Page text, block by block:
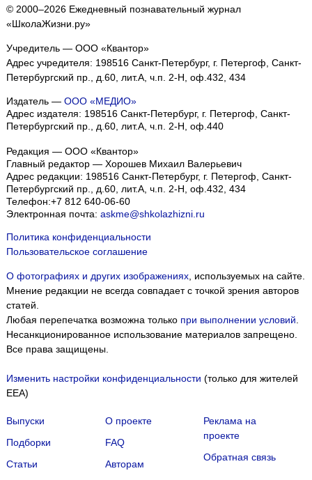
© 2000–2026 Ежедневный познавательный журнал
«ШколаЖизни.ру»
Учредитель — ООО «Квантор»
Адрес учредителя: 198516 Санкт-Петербург, г. Петергоф, Санкт-
Петербургский пр., д.60, лит.А, ч.п. 2-Н, оф.432, 434
Издатель — ООО «МЕДИО»
Адрес издателя: 198516 Санкт-Петербург, г. Петергоф, Санкт-
Петербургский пр., д.60, лит.А, ч.п. 2-Н, оф.440
Редакция — ООО «Квантор»
Главный редактор — Хорошев Михаил Валерьевич
Адрес редакции: 198516 Санкт-Петербург, г. Петергоф Санкт-
Петербургский пр., д.60, лит.А, ч.п. 2-Н, оф.432, 434
Телефон:+7 812 640-06-60
Электронная почта: askme@shkolazhizni.ru
Политика конфиденциальности
Пользовательское соглашение
О фотографиях и других изображениях, используемых на сайте.
Мнение редакции не всегда совпадает с точкой зрения авторов
статей.
Любая перепечатка возможна только при выполнении условий
Несанкционированное использование материалов запрещено.
Все права защищены.
Изменить настройки конфиденциальности (только для жителей
EEA)
Выпуски
Подборки
Статьи
О проекте
FAQ
Авторам
Реклама на
проекте
Обратная связь